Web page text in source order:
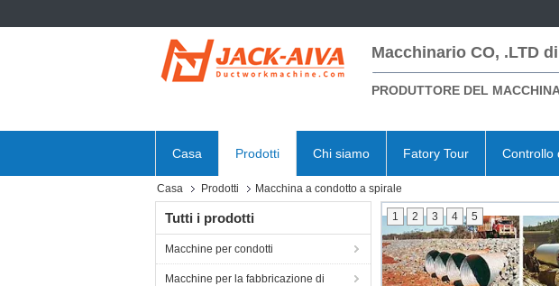
Macchinario CO, .LTD
PRODUTTORE DEL
Casa Prodotti Chi siamo Fatory Tour Controllo
Casa Prodotti Macchina a condotto a spirale
Tutti i prodotti
Macchine per condotti
Macchine per la fabbricazione di
1 2 3 4 5